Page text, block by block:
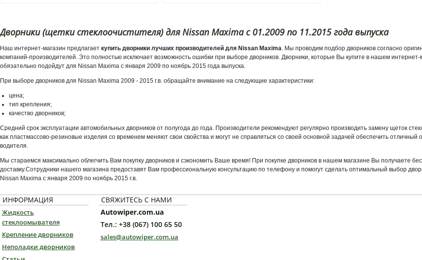
Дворники (щетки стеклоочистителя) для Nissan Maxima с 01.2009 по 11.2015 года выпуска
Наш интернет-магазин предлагает купить дворники лучших производителей для Nissan Maxima. Мы проводим подбор дворников согласно
компаний-производителей. Это полностью исключает возможность ошибки при выборе дворников. Дворники, которые Вы купите в нашем интернет-
обязательно подойдут для Nissan Maxima с января 2009 по ноябрь 2015 года выпуска.
При выборе дворников для Nissan Maxima 2009 - 2015 г.в. обращайте внимание на следующие характеристики:
цена;
тип крепления;
качество дворников;
Средний срок эксплуатации автомобильных дворников от полугода до года. Производители рекомендуют регулярно производить замену щеток
как пластмассово-резиновые изделия со временем меняют свои свойства и могут не справляться со своей основной задачей обеспечить отличный
водителя.
Мы стараемся максимально облегчить Вам покупку дворников и сэкономить Ваше время! При покупке дворников в нашем магазине Вы получаете
доставку.Сотрудники нашего магазина предоставят Вам профессиональную консультацию по телефону и помогут сделать оптимальный выбор
Nissan Maxima с января 2009 по ноябрь 2015 г.в.
ИНФОРМАЦИЯ
Жидкость
стеклоомывателя
Крепление дворников
Неполадки дворников
СВЯЖИТЕСЬ С НАМИ
Autowiper.com.ua
Тел.: +38 (067) 100 65 50
sales@autowiper.com.ua